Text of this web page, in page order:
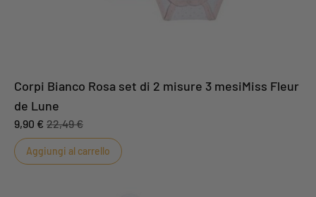
Corpi Bianco Rosa set di 2 misure 3 mesiMiss Fleur
de Lune
9,90 € 22,49 €
Aggiungi al carrello